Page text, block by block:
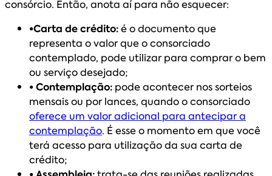
consórcio. Então, anota aí para não esquecer:
•Carta de crédito:é o documento que
representa o valor que o consorciado
contemplado, pode utilizar para comprar o bem
ou serviço desejado;
• Contemplação: pode acontecer nos sorteios
mensais ou por lances, quando o consorciado
oferece um valor adicional para antecipar a
contemplação. É esse o momento em que você
terá acesso para utilização da sua carta de
crédito;